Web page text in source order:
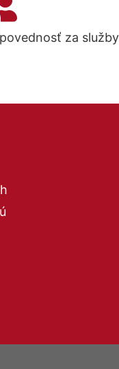
za služby